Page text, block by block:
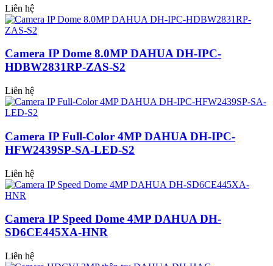
Liên hệ
Camera IP Dome 8.0MP DAHUA DH-IPC-
HDBW2831RP-ZAS-S2
Liên hệ
Camera IP Full-Color 4MP DAHUA DH-IPC-
HFW2439SP-SA-LED-S2
Liên hệ
Camera IP Speed Dome 4MP DAHUA DH-
SD6CE445XA-HNR
Liên hệ